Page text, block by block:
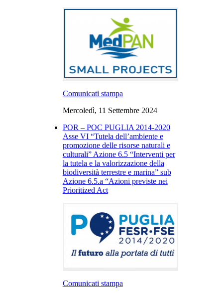
Comunicati stampa
Mercoledì, 11 Settembre 2024
POR – POC PUGLIA 2014-2020
Asse VI “Tutela dell’ambiente e
promozione delle risorse naturali e
culturali” Azione 6.5 “Interventi per
la tutela e la valorizzazione della
biodiversità terrestre e marina” sub
Azione 6.5.a “Azioni previste nei
Prioritized Act
Comunicati stampa